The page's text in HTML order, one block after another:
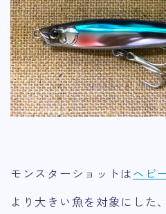
モンスターショットはヘビ
より大きい魚を対象にした